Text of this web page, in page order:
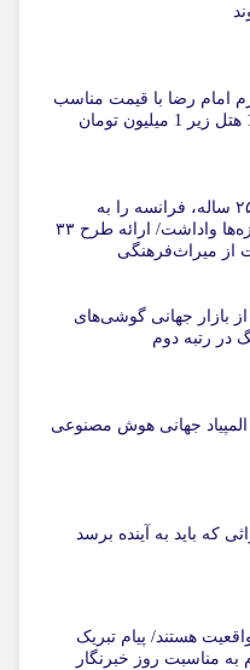
امام رضا با قیمت مناسب
سرقت گنجینه ۲۵۰۰ ساله، فرانسه را به
بازنگری امنیت موزه‌ها واداشت/ ارائه طرح ۳۳
از میراث‌فرهنگی
بازار جهانی گوشی‌های
در رتبه دوم
جهانی هوش مصنوعی
که باید به آینده برسد
هستند/ پیام تبریک
مناسبت روز خبرنگار